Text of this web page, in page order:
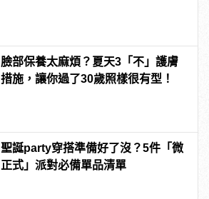
臉部保養太麻煩？夏天3「不」護膚
措施，讓你過了30歲照樣很有型！
聖誕party穿搭準備好了沒？5件「微
正式」派對必備單品清單